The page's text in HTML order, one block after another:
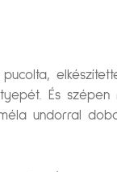
És szépen
undorral